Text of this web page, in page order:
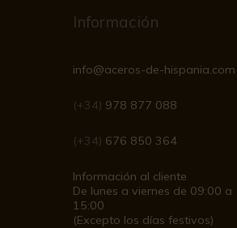
Información
info@aceros-de-hispania.com
(+34) 978 877 088
(+34) 676 850 364
Información al cliente
De lunes a viernes de 09:00 a
15:00
(Excepto los días festivos)